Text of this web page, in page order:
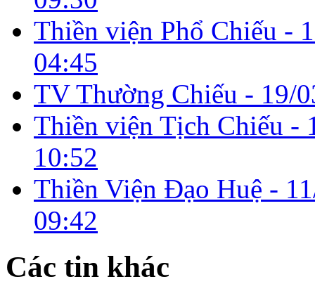
Thiền viện Phổ Chiếu -
04:45
TV Thường Chiếu - 19/
Thiền viện Tịch Chiếu -
10:52
Thiền Viện Đạo Huệ -
09:42
Các tin khác